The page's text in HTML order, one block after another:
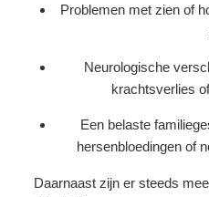
Problemen met zien of
Neurologische
krachtsverlies
Een belaste
hersenbloedingen of
Daarnaast zijn er steeds